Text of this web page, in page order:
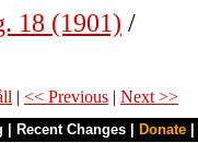
18 (1901) /
| << Previous | Next >>
Recent Changes Donate